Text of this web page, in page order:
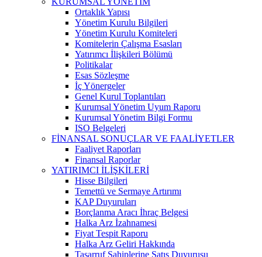
Ortaklık Yapısı
Yönetim Kurulu Bilgileri
Yönetim Kurulu Komiteleri
Komitelerin Çalışma Esasları
Yatırımcı İlişkileri Bölümü
Politikalar
Esas Sözleşme
İç Yönergeler
Genel Kurul Toplantıları
Kurumsal Yönetim Uyum Raporu
Kurumsal Yönetim Bilgi Formu
ISO Belgeleri
FİNANSAL SONUÇLAR VE FAALİYETLER
Faaliyet Raporları
Finansal Raporlar
YATIRIMCI İLİŞKİLERİ
Hisse Bilgileri
Temettü ve Sermaye Artırımı
KAP Duyuruları
Borçlanma Aracı İhraç Belgesi
Halka Arz İzahnamesi
Fiyat Tespit Raporu
Halka Arz Geliri Hakkında
Tasarruf Sahiplerine Satış Duyurusu